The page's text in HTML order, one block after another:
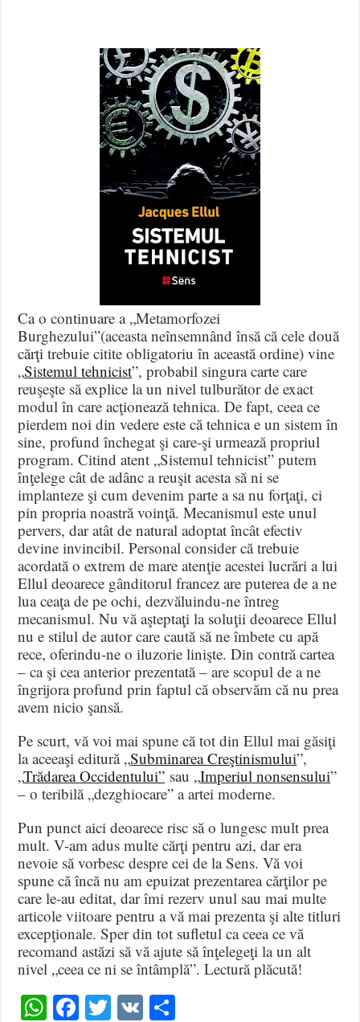
Ca o continuare a „Metamorfozei
Burghezului”(aceasta neînsemnând însă că cele două
cărţi trebuie citite obligatoriu în această ordine) vine
„Sistemul tehnicist”, probabil singura carte care
reuşeşte să explice la un nivel tulburător de exact
modul în care acţionează tehnica. De fapt, ceea ce
pierdem noi din vedere este că tehnica e un sistem în
sine, profund închegat şi care-şi urmează propriul
program. Citind atent „Sistemul tehnicist” putem
înţelege cât de adânc a reuşit acesta să ni se
implanteze şi cum devenim parte a sa nu forţaţi, ci
pin propria noastră voinţă. Mecanismul este unul
pervers, dar atât de natural adoptat încât efectiv
devine invincibil. Personal consider că trebuie
acordată o extrem de mare atenţie acestei lucrări a lui
Ellul deoarece gânditorul francez are puterea de a ne
lua ceaţa de pe ochi, dezvăluindu-ne întreg
mecanismul. Nu vă aşteptaţi la soluţii deoarece Ellul
nu e stilul de autor care caută să ne îmbete cu apă
rece, oferindu-ne o iluzorie linişte. Din contră cartea
– ca şi cea anterior prezentată – are scopul de a ne
îngrijora profund prin faptul că observăm că nu prea
avem nicio şansă.
Pe scurt, vă voi mai spune că tot din Ellul mai găsiţi
la aceeaşi editură „Subminarea Creştinismului”,
„Trădarea Occidentului” sau „Imperiul nonsensului”
– o teribilă „dezghiocare” a artei moderne.
Pun punct aici deoarece risc să o lungesc mult prea
mult. V-am adus multe cărţi pentru azi, dar era
nevoie să vorbesc despre cei de la Sens. Vă voi
spune că încă nu am epuizat prezentarea cărţilor pe
care le-au editat, dar îmi rezerv unul sau mai multe
articole viitoare pentru a vă mai prezenta şi alte titluri
excepţionale. Sper din tot sufletul ca ceea ce vă
recomand astăzi să vă ajute să înţelegeţi la un alt
nivel „ceea ce ni se întâmplă”. Lectură plăcută!
WhatsApp
Facebook
Twitter
VK